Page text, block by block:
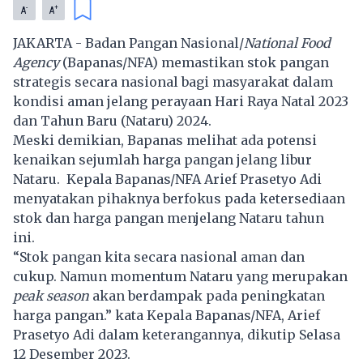
A- A+
JAKARTA - Badan Pangan Nasional/National Food
Agency(Bapanas/NFA) memastikan stok pangan
strategis secara nasional bagi masyarakat dalam
kondisi aman jelang perayaan Hari Raya Natal 2023
dan Tahun Baru (Nataru) 2024.
Meski demikian, Bapanas melihat ada potensi
kenaikan sejumlah harga pangan jelang libur
Nataru. Kepala Bapanas/NFA Arief Prasetyo Adi
menyatakan pihaknya berfokus pada ketersediaan
stok dan harga pangan menjelang Nataru tahun
ini.
“Stok pangan kita secara nasional aman dan
cukup. Namun momentum Nataru yang merupakan
peak season akan berdampak pada peningkatan
harga pangan.” kata Kepala Bapanas/NFA, Arief
Prasetyo Adi dalam keterangannya, dikutip Selasa
12 Desember 2023.